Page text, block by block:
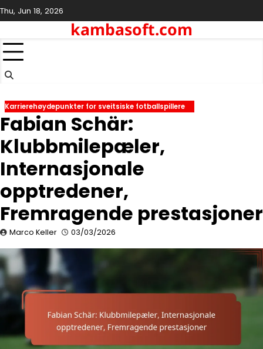
Skip
to
Thu, Jun 18, 2026
kambasoft.com
Karrierehøydepunkter for sveitsiske fotballspillere
Fabian Schär:
Klubbmilepæler,
Internasjonale
opptredener,
Fremragende prestasjoner
Marco Keller 03/03/2026